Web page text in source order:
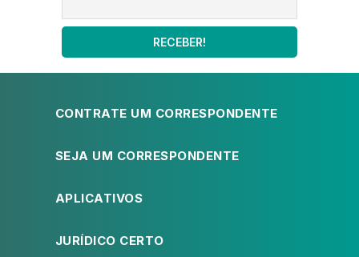
CONTRATE UM CORRESPONDENTE
SEJA UM CORRESPONDENTE
APLICATIVOS
JURÍDICO CERTO